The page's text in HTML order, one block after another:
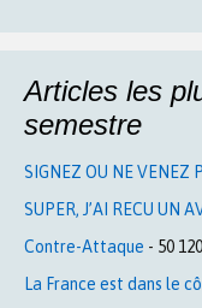
Articles les
semestre
SIGNEZ OU NE VENEZ
SUPER, J’AI RECU UN
Contre-Attaque - 50
La France est dans le